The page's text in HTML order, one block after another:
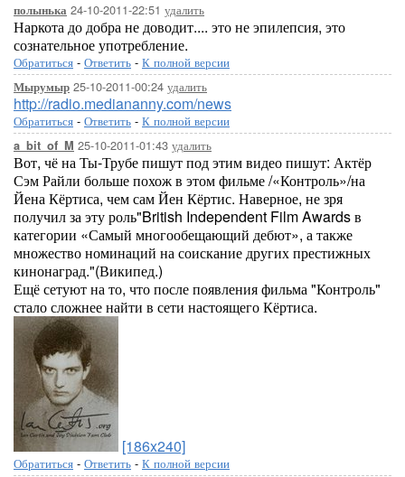
полынька 24-10-2011-22:51 удалить
Наркота до добра не доводит.... это не эпилепсия, это
сознательное употребление.
Обратиться - Ответить - К полной версии
Мырумыр 25-10-2011-00:24 удалить
http://radio.mediananny.com/news
Обратиться - Ответить - К полной версии
a_bit_of_M 25-10-2011-01:43 удалить
Вот, чё на Ты-Трубе пишут под этим видео пишут: Актёр
Сэм Райли больше похож в этом фильме /«Контроль»/на
Йена Кёртиса, чем сам Йен Кёртис. Наверное, не зря
получил за эту роль"British Independent Film Awards в
категории «Самый многообещающий дебют», а также
множество номинаций на соискание других престижных
кинонаград."(Википед.)
Ещё сетуют на то, что после появления фильма "Контроль"
стало сложнее найти в сети настоящего Кёртиса.
[186x240]
Обратиться - Ответить - К полной версии